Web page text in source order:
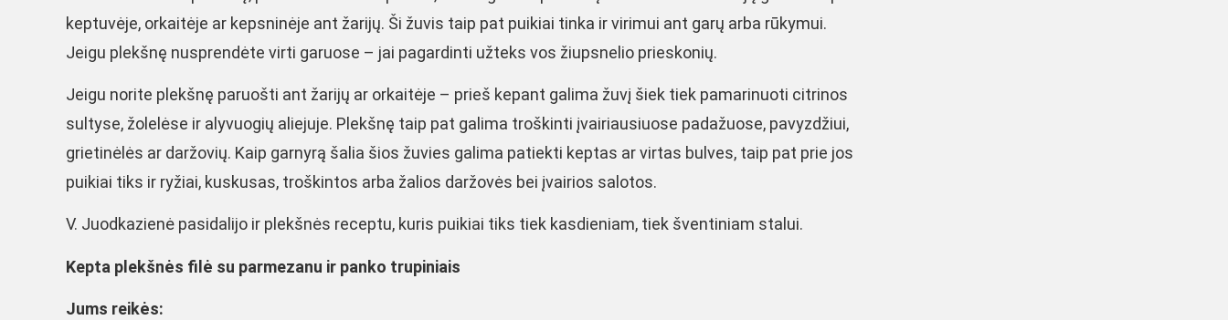
keptuvėje, orkaitėje ar kepsninėje ant žarijų. Ši žuvis taip pat puikiai tinka ir virimui ant garų arba rūkymui.
Jeigu plekšnę nusprendėte virti garuose – jai pagardinti užteks vos žiupsnelio prieskonių.
Jeigu norite plekšnę paruošti ant žarijų ar orkaitėje – prieš kepant galima žuvį šiek tiek pamarinuoti citrinos
sultyse, žolelėse ir alyvuogių aliejuje. Plekšnę taip pat galima troškinti įvairiausiuose padažuose, pavyzdžiui,
grietinėlės ar daržovių. Kaip garnyrą šalia šios žuvies galima patiekti keptas ar virtas bulves, taip pat prie jos
puikiai tiks ir ryžiai, kuskusas, troškintos arba žalios daržovės bei įvairios salotos.
V. Juodkazienė pasidalijo ir plekšnės receptu, kuris puikiai tiks tiek kasdieniam, tiek šventiniam stalui.
Kepta plekšnės filė su parmezanu ir panko trupiniais
Jums reikės: